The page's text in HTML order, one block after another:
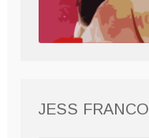
JESS FRANCO